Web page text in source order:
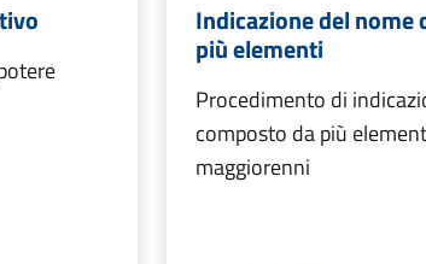
Indicazione del nome
più elementi
Procedimento di
composto da più
maggiorenni